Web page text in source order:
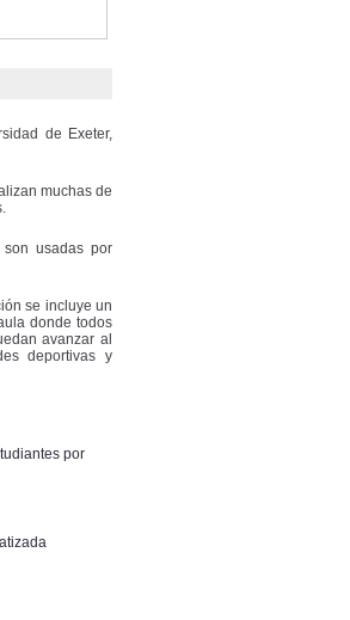
de Exeter,
muchas de
usadas por
se incluye un
donde todos
avanzar al
deportivas y
por